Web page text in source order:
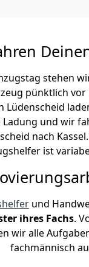
stehen
pünktlich vor
Lüdenscheid
Ladung und wir
nach
ist
und
ihres Fachs.
wir alle
fachmännisch